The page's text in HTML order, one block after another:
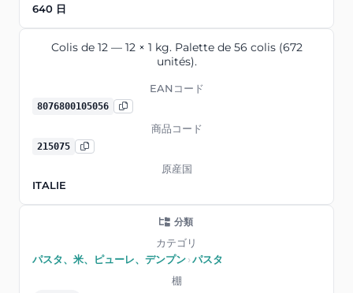
640 日
Colis de 12 — 12 × 1 kg. Palette de 56 colis (672
unités).
EANコード
8076800105056
商品コード
215075
原産国
ITALIE
分類
カテゴリ
パスタ、米、ピューレ、デンプン›パスタ
棚